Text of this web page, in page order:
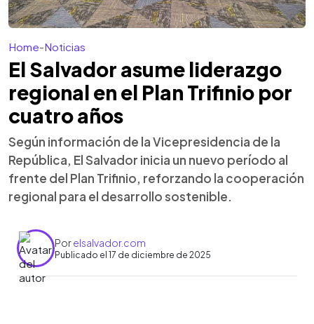
Home-Noticias
El Salvador asume liderazgo
regional en el Plan Trifinio por
cuatro años
Según información de la Vicepresidencia de la
República, El Salvador inicia un nuevo período al
frente del Plan Trifinio, reforzando la cooperación
regional para el desarrollo sostenible.
Porelsalvador.com
Publicado el 17 de diciembre de 2025